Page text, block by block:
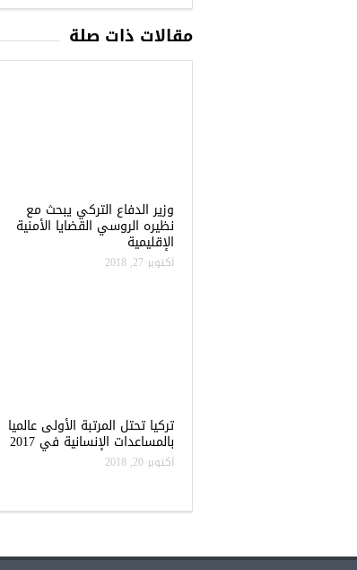
مقالات ذات صلة
وزير الدفاع التركي يبحث مع
نظيره الروسي القضايا الأمنية
الإقليمية
أكتوبر 27, 2018
تركيا تحتل المرتبة الأولى عالميا
بالمساعدات الإنسانية في 2017
أكتوبر 20, 2018